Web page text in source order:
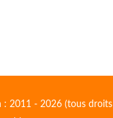
: 2011 - 2026 (tous droits